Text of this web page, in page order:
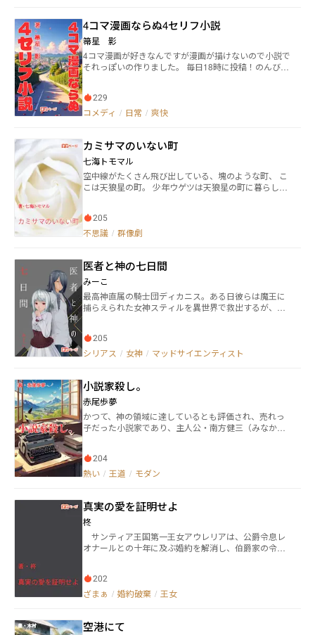
4コマ漫画ならぬ4セリフ小説
箒星 影
4コマ漫画が好きなんですが漫画が描けないので小説で
それっぽいの作りました。 毎日18時に投稿！のんびり
229
コメディ / 日常 / 爽快
カミサマのいない町
七海トモマル
空中線がたくさん飛び出している、塊のような町、 こ
こは天狼星の町。 少年ウゲツは天狼星の町に暮らして
の町に暮らす少年と、個性的な住人が織りなす、 少し
奇妙なファンタジーです。
205
不思議 / 群像劇
医者と神の七日間
みーこ
最高神直属の騎士団ディカニス。ある日彼らは魔王に
捕らえられた女神スティルを異世界で救出するが、彼
らないで」 スティルは冷たく言い放ち、ロクドトの顔
面に踵を振り下ろしてきた。 嫌われ者の医者と美しき
楽しめます。 本作はカクヨム、小説家になろう、ラノ
ベストリートにも掲載しています。
205
シリアス / 女神 / マッドサイエンティスト
小説家殺し。
赤尾歩夢
かつて、神の領域に達しているとも評価され、売れっ
子だった小説家であり、主人公・南方健三（みなかた
説が書けなくなってしまう。それからしばらく経過し
てそのスランプの原因となった小説を書いた作者・喜
204
熱い / 王道 / モダン
真実の愛を証明せよ
柊
サンティア王国第一王女アウレリアは、公爵令息レ
オナールとの十年に及ぶ婚約を解消し、伯爵家の令息
代わりに、その愛を『目に見える形で証明してほし
い』と求める。 彼が差し出したのは……。 ※他サイ
202
ざまぁ / 婚約破棄 / 王女
空港にて